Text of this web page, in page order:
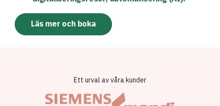
Läs mer och boka
Ett urval av våra kunder